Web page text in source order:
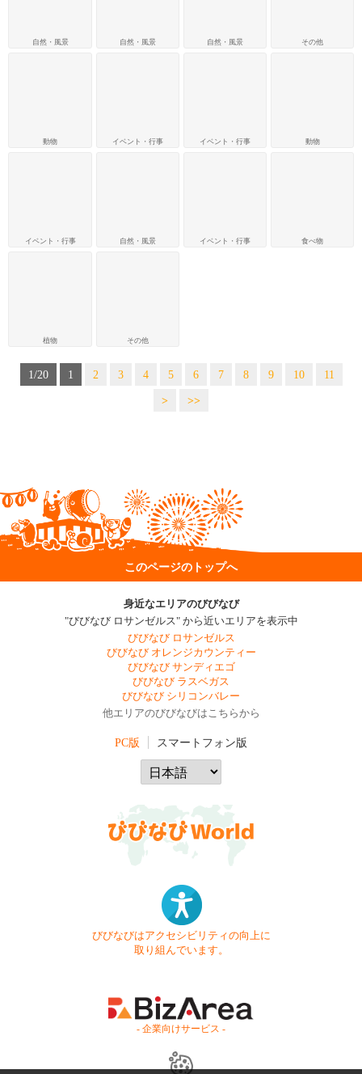
自然・風景
動物
イベント・行事
植物
自然・風景
イベント・行事
自然・風景
その他
自然・風景
イベント・行事
イベント・行事
その他
動物
食べ物
1/20 1 2 3 4 5 6 7 8 9 10
11
>
>>
このページのトップへ
身近なエリアのびびなび
"びびなび ロサンゼルス" から近いエリアを表示中
びびなび ロサンゼルス
びびなび オレンジカウンティー
びびなび サンディエゴ
びびなび ラスベガス
びびなび シリコンバレー
他エリアのびびなびはこちらから
PC版 スマートフォン版
びびなびはアクセシビリティの向上に
取り組んでいます。
- 企業向けサービス -